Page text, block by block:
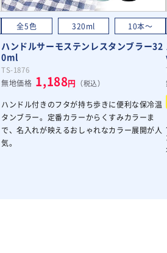
全5色 320ml 10本～
ハンドルサーモステンレスタンブラー32
0ml
TS-1876
無地価格 1,188円 （税込）
ハンドル付きのフタが持ち歩きに便利な保冷温
タンブラー。定番カラーからくすみカラーま
で、名入れが映えるおしゃれなカラー展開が人
気。